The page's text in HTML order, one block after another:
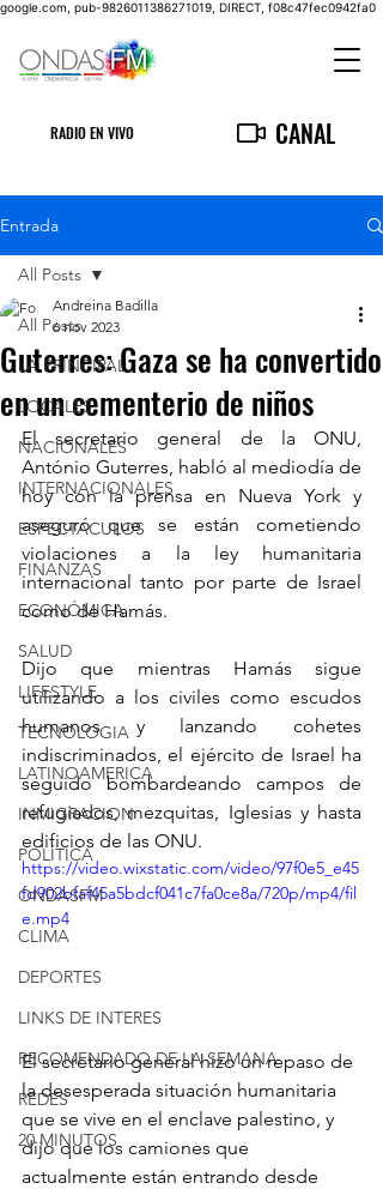
google.com, pub-9826011386271019, DIRECT, f08c47fec0942fa0
RADIO EN VIVO CANAL
Entrada
All Posts
LA PRINCIPAL
LOCALES
NACIONALES
INTERNACIONALES
ESPECTACULOS
FINANZAS
ECONÓMICA
SALUD
LIFESTYLE
TECNOLOGIA
LATINOAMERICA
INMIGRACION
POLÍTICA
ONDASFM
CLIMA
DEPORTES
LINKS DE INTERES
RECOMENDADO DE LA SEMANA
REDES
20 MINUTOS
All Posts
Guterres: Gaza se ha convertido
en un cementerio de niños
Andreina Badilla
6 nov 2023
El secretario general de la ONU,
António Guterres, habló al mediodía de
hoy con la prensa en Nueva York y
aseguró que se están cometiendo
violaciones a la ley humanitaria
internacional tanto por parte de Israel
como de Hamás.
Dijo que mientras Hamás sigue
utilizando a los civiles como escudos
humanos y lanzando cohetes
indiscriminados, el ejército de Israel ha
seguido bombardeando campos de
refugiados, mezquitas, Iglesias y hasta
edificios de las ONU.
https://video.wixstatic.com/video/97f0e5_e45
fd902bfaf45a5bdcf041c7fa0ce8a/720p/mp4/fil
e.mp4
El secretario general hizo un repaso de
la desesperada situación humanitaria
que se vive en el enclave palestino, y
dijo que los camiones que
actualmente están entrando desde